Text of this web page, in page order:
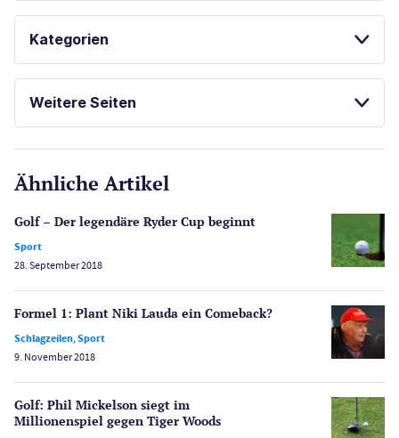
SPORTWETTEN BESTE ONLINE CASINOS
ONLINE SPORTWETTEN
Kategorien
Gesetzgebung
Poker
Schlagzeilen
Spiele
Weitere Seiten
CasinoOnline.de
PayPal Casinos
Merkur Casinos
Spielautomaten
Ähnliche Artikel
Golf – Der legendäre Ryder Cup beginnt
Sport
28. September 2018
Formel 1: Plant Niki Lauda ein Comeback?
Schlagzeilen,Sport
9. November 2018
Golf: Phil Mickelson siegt im
Millionenspiel gegen Tiger Woods